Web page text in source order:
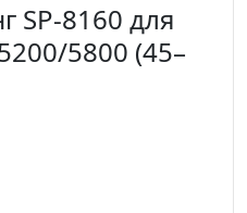
SP-8160 для
5800 (45–